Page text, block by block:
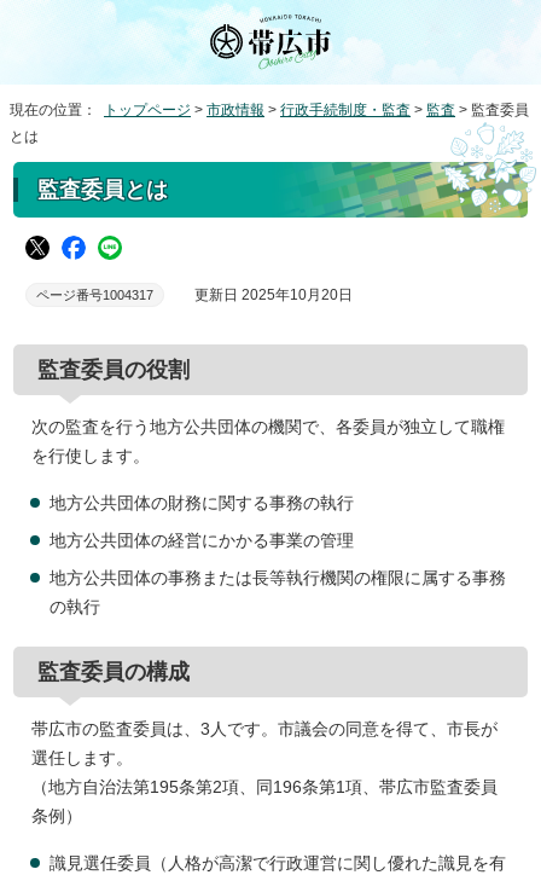
現在の位置： トップページ > 市政情報 > 行政手続制度・監査 > 監査 > 監査委員
とは
監査委員とは
ページ番号1004317 更新日 2025年10月20日
監査委員の役割
次の監査を行う地方公共団体の機関で、各委員が独立して職権
を行使します。
地方公共団体の財務に関する事務の執行
地方公共団体の経営にかかる事業の管理
地方公共団体の事務または長等執行機関の権限に属する事務
の執行
監査委員の構成
帯広市の監査委員は、3人です。市議会の同意を得て、市長が
選任します。
（地方自治法第195条第2項、同196条第1項、帯広市監査委員
条例）
識見選任委員（人格が高潔で行政運営に関し優れた識見を有